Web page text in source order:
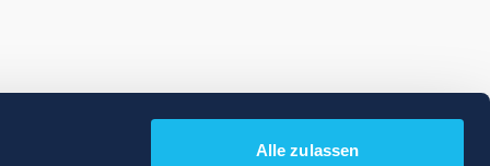
Alle zulassen